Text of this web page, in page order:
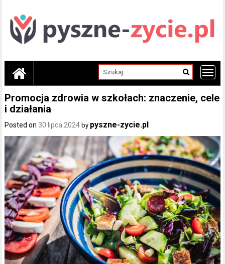
content
Promocja zdrowia w szkołach: znaczenie, cele
i działania
Posted on 30 lipca 2024 by pyszne-zycie.pl